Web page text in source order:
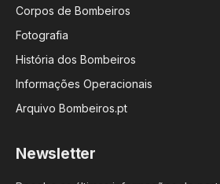
Corpos de Bombeiros
Fotografia
História dos Bombeiros
Informações Operacionais
Arquivo Bombeiros.pt
Newsletter